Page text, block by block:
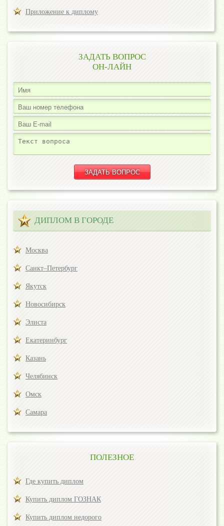
Приложение к диплому
ЗАДАТЬ ВОПРОС
ОН-ЛАЙН
ДИПЛОМ В ГОРОДЕ
Москва
Санкт–Петербург
Якутск
Новосибирск
Элиста
Екатеринбург
Казань
Челябинск
Омск
Самара
ПОЛЕЗНОЕ
Где купить диплом
Купить диплом ГОЗНАК
Купить диплом недорого